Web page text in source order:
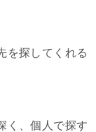
を探してくれる
く、個人で探す